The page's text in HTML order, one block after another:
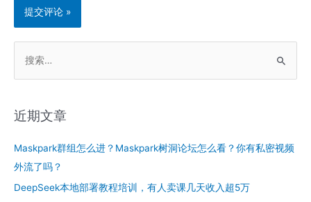
近期文章
Maskpark群组怎么进？Maskpark树洞论坛怎么看？你有私密视频
外流了吗？
DeepSeek本地部署教程培训，有人卖课几天收入超5万